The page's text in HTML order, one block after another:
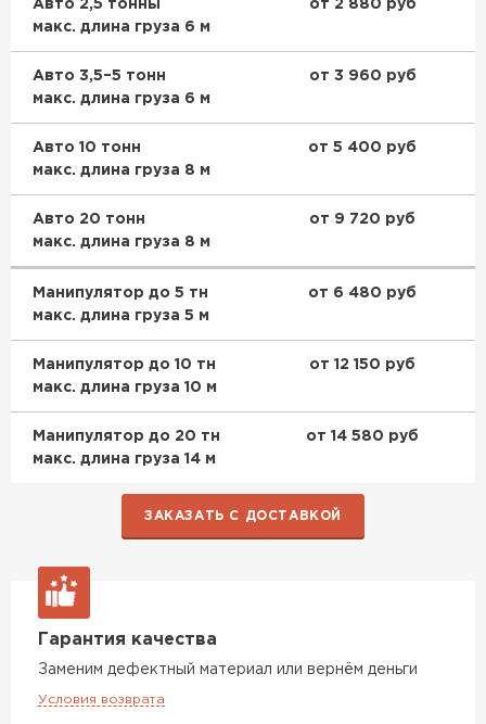
Авто 2,5 тонны
макс. длина груза 6 м
от 2 880 руб
Авто 3,5–5 тонн
макс. длина груза 6 м
от 3 960 руб
Авто 10 тонн
макс. длина груза 8 м
от 5 400 руб
Авто 20 тонн
макс. длина груза 8 м
от 9 720 руб
Манипулятор до 5 тн
макс. длина груза 5 м
от 6 480 руб
Манипулятор до 10 тн
макс. длина груза 10 м
от 12 150 руб
Манипулятор до 20 тн
макс. длина груза 14 м
от 14 580 руб
ЗАКАЗАТЬ С ДОСТАВКОЙ
Гарантия качества
Заменим дефектный материал или вернём деньги
Условия возврата